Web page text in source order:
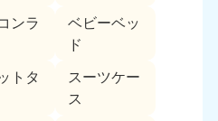
ンラ
ベビーベッ
ド
トタ
スーツケー
ス